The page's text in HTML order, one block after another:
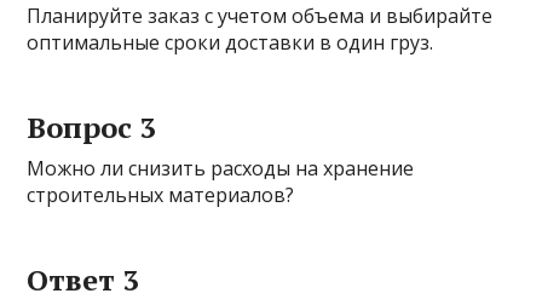
Планируйте заказ с учетом объема и выбирайте
оптимальные сроки доставки в один груз.
Вопрос 3
Можно ли снизить расходы на хранение
строительных материалов?
Ответ 3